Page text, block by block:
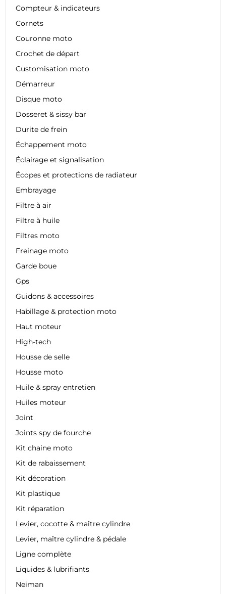
Compteur & indicateurs
Cornets
Couronne moto
Crochet de départ
Customisation moto
Démarreur
Disque moto
Dosseret & sissy bar
Durite de frein
Échappement moto
Éclairage et signalisation
Écopes et protections de radiateur
Embrayage
Filtre à air
Filtre à huile
Filtres moto
Freinage moto
Garde boue
Gps
Guidons & accessoires
Habillage & protection moto
Haut moteur
High-tech
Housse de selle
Housse moto
Huile & spray entretien
Huiles moteur
Joint
Joints spy de fourche
Kit chaine moto
Kit de rabaissement
Kit décoration
Kit plastique
Kit réparation
Levier, cocotte & maître cylindre
Levier, maître cylindre & pédale
Ligne complète
Liquides & lubrifiants
Neiman